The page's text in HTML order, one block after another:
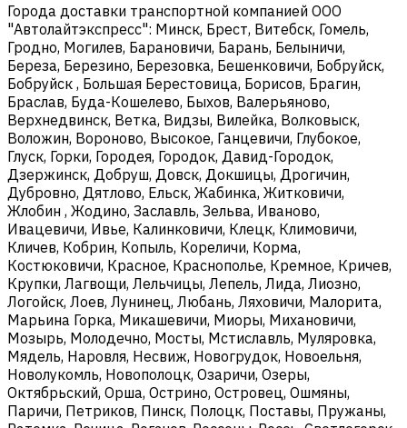
Города доставки транспортной компанией ООО
"Автолайтэкспресс": Минск, Брест, Витебск, Гомель,
Гродно, Могилев, Барановичи, Барань, Белыничи,
Береза, Березино, Березовка, Бешенковичи, Бобруйск,
Бобруйск , Большая Берестовица, Борисов, Брагин,
Браслав, Буда-Кошелево, Быхов, Валерьяново,
Верхнедвинск, Ветка, Видзы, Вилейка, Волковыск,
Воложин, Вороново, Высокое, Ганцевичи, Глубокое,
Глуск, Горки, Городея, Городок, Давид-Городок,
Дзержинск, Добруш, Довск, Докшицы, Дрогичин,
Дубровно, Дятлово, Ельск, Жабинка, Житковичи,
Жлобин , Жодино, Заславль, Зельва, Иваново,
Ивацевичи, Ивье, Калинковичи, Клецк, Климовичи,
Кличев, Кобрин, Копыль, Кореличи, Корма,
Костюковичи, Красное, Краснополье, Кремное, Кричев,
Крупки, Лагвощи, Лельчицы, Лепель, Лида, Лиозно,
Логойск, Лоев, Лунинец, Любань, Ляховичи, Малорита,
Марьина Горка, Микашевичи, Миоры, Михановичи,
Мозырь, Молодечно, Мосты, Мстиславль, Муляровка,
Мядель, Наровля, Несвиж, Новогрудок, Новоельня,
Новолукомль, Новополоцк, Озаричи, Озеры,
Октябрьский, Орша, Острино, Островец, Ошмяны,
Паричи, Петриков, Пинск, Полоцк, Поставы, Пружаны,